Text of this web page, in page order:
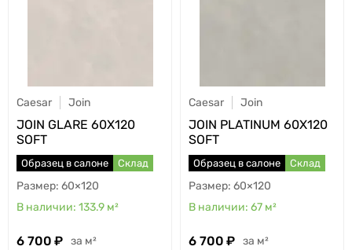
Caesar Join
JOIN GLARE 60X120
SOFT
Образец в салоне Склад
60×120
133.9 м²
6 700 м²
Caesar Join
JOIN PLATINUM 60X120
SOFT
Образец в салоне Склад
60×120
67 м²
6 700 м²